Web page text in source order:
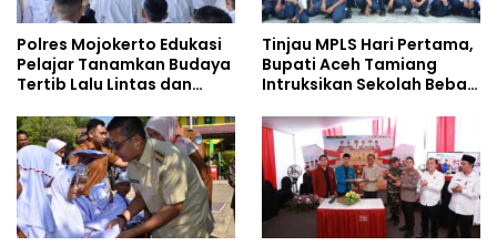
Polres Mojokerto Edukasi
Pelajar Tanamkan Budaya
Tertib Lalu Lintas dan
Tinjau MPLS Hari Pertama,
Bupati Aceh Tamiang
Intruksikan Sekolah Bebas